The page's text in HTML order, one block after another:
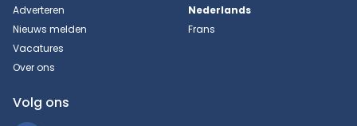
Adverteren
Nieuws melden
Vacatures
Over ons
Nederlands
Frans
Volg ons